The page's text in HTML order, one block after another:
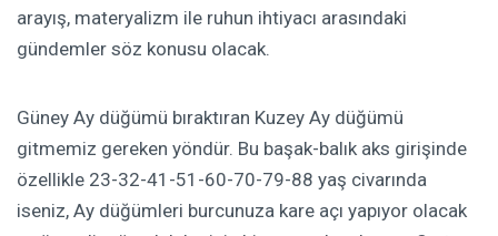
arayış, materyalizm ile ruhun ihtiyacı arasındaki
gündemler söz konusu olacak.
Güney Ay düğümü bıraktıran Kuzey Ay düğümü
gitmemiz gereken yöndür. Bu başak-balık aks girişinde
özellikle 23-32-41-51-60-70-79-88 yaş civarında
iseniz, Ay düğümleri burcunuza kare açı yapıyor olacak